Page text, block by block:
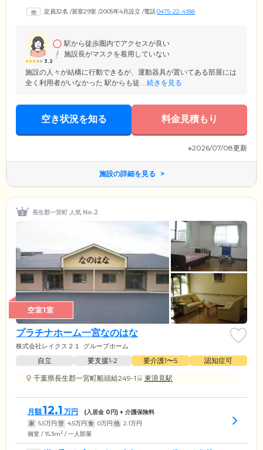
定員32名 /居室29室 /2005年4月設立 /電話0475-22-4188
3.2
駅から徒歩圏内でアクセスが良い
施設長がマスクを着用していない
施設の人々が結構に行動できるが、運動器具が置いてある部屋には
全く利用者がいなかった 駅からも徒... 続きを見る
空き状況を知る 料金見積もり
※2026/07/08更新
施設の詳細を見る
長生郡一宮町 人気 No.2
空室1室
プラチナホーム一宮なのはな
株式会社レイクス２１ グループホーム
自立 要支援1•2 要介護1〜5
認知症可
千葉県長生郡一宮町船頭給249-1
東浪見駅
月額12.1 万円 (入居金 0円) + 介護保険料
家 5.5万円 管 4.5万円 食 0万円 他 2.1万円
個室 / 15.3m2 / 一人部屋